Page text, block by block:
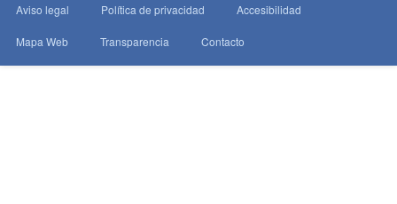
Aviso legal Política de privacidad Accesibilidad
Mapa Web Transparencia Contacto